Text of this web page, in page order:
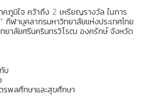
คภูมิใจ คว้าถึง 2 เหรียญรางวัล ในการ
กีฬาบุคลากรมหาวิทยาลัยแห่งประเทศไทย
าลัยศรีนครินทรวิโรฒ องครักษ์ จังหวัด
บ
พลศึกษาและสุขศึกษา